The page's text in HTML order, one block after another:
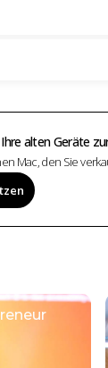
alten Geräte
Mac, den Sie